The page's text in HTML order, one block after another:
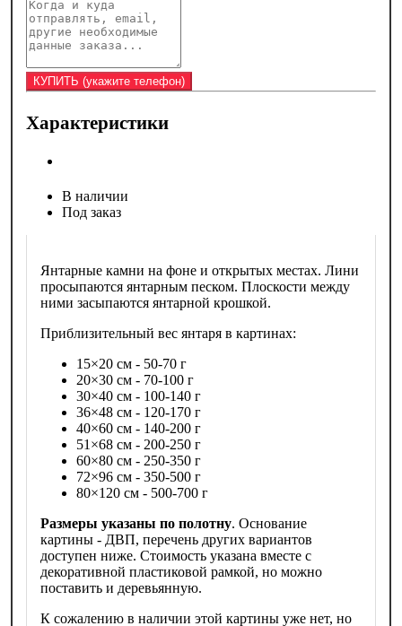
Характеристики
В наличии
Под заказ
Янтарные камни на фоне и открытых местах. Лини
просыпаются янтарным песком. Плоскости между
ними засыпаются янтарной крошкой.
Приблизительный вес янтаря в картинах:
15×20 см - 50-70 г
20×30 см - 70-100 г
30×40 см - 100-140 г
36×48 см - 120-170 г
40×60 см - 140-200 г
51×68 см - 200-250 г
60×80 см - 250-350 г
72×96 см - 350-500 г
80×120 см - 500-700 г
Размеры указаны по полотну. Основание
картины - ДВП, перечень других вариантов
доступен ниже. Стоимость указана вместе с
декоративной пластиковой рамкой, но можно
поставить и деревьянную.
К сожалению в наличии этой картины уже нет, но